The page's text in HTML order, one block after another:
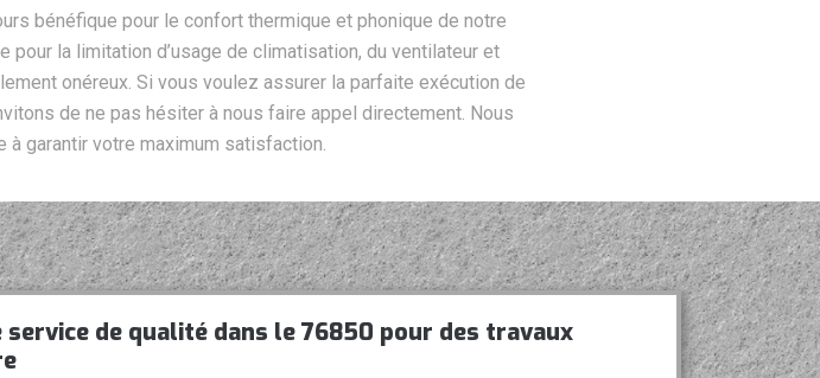
bénéfique pour le confort thermique et phonique de notre
la limitation d’usage de climatisation, du ventilateur et
onéreux. Si vous voulez assurer la parfaite exécution de
de ne pas hésiter à nous faire appel directement. Nous
à garantir votre maximum satisfaction.
service de qualité dans le 76850 pour des travaux